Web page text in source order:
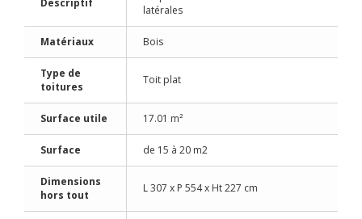
Descriptif
latérales
Matériaux Bois
Type de
toitures
Toit plat
Surface utile 17.01 m²
Surface de 15 à 20 m2
Dimensions
hors tout
L 307 x P 554 x Ht 227 cm